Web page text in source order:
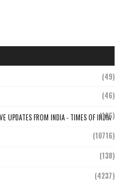
(49)
(46)
UPDATES FROM INDIA - TIMES OF INDIA
(106)
(10716)
(138)
(4237)